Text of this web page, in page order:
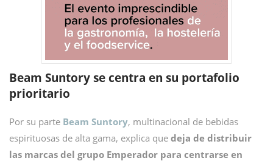
Beam Suntory se centra en su portafolio
prioritario
Por su parte Beam Suntory, multinacional de bebidas
espirituosas de alta gama, explica que deja de distribuir
las marcas del grupo Emperador para centrarse en